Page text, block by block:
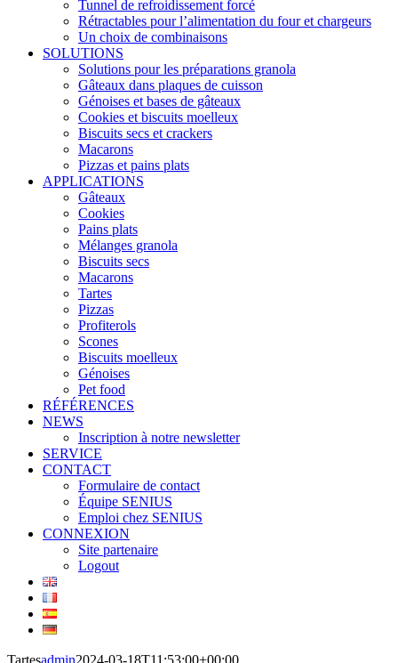
Tunnel de refroidissement forcé
Rétractables pour l’alimentation du four et chargeurs
Un choix de combinaisons
SOLUTIONS
Solutions pour les préparations granola
Gâteaux dans plaques de cuisson
Génoises et bases de gâteaux
Cookies et biscuits moelleux
Biscuits secs et crackers
Macarons
Pizzas et pains plats
APPLICATIONS
Gâteaux
Cookies
Pains plats
Mélanges granola
Biscuits secs
Macarons
Tartes
Pizzas
Profiterols
Scones
Biscuits moelleux
Génoises
Pet food
RÉFÉRENCES
NEWS
Inscription à notre newsletter
SERVICE
CONTACT
Formulaire de contact
Équipe SENIUS
Emploi chez SENIUS
CONNEXION
Site partenaire
Logout
Tartesadmin2024-03-18T11:53:00+00:00